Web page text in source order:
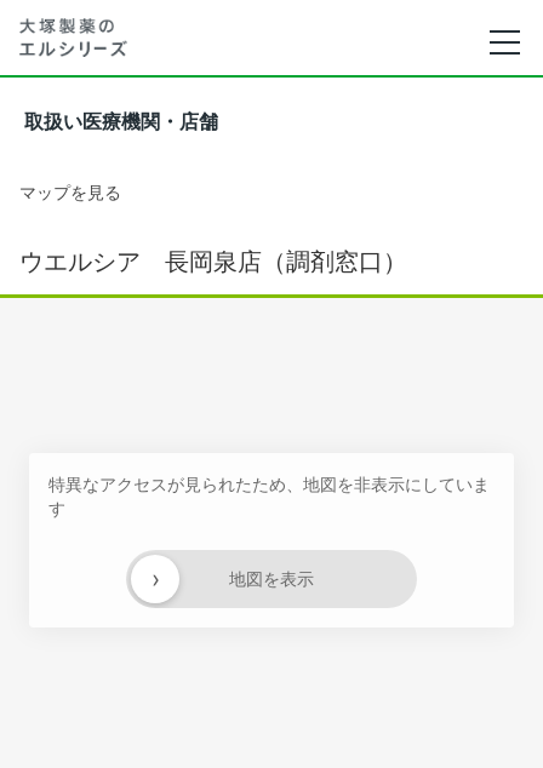
取扱い医療機関・店舗
マップを見る
ウエルシア 長岡泉店（調剤窓口）
特異なアクセスが見られたため、地図を非表示にしていま
す
地図を表示
›